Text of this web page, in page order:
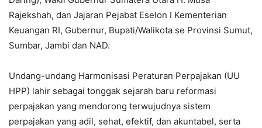
Rajekshah, dan Jajaran Pejabat Eselon I Kementerian
Keuangan RI, Gubernur, Bupati/Walikota se Provinsi Sumut,
Sumbar, Jambi dan NAD.
Undang-undang Harmonisasi Peraturan Perpajakan (UU
HPP) lahir sebagai tonggak sejarah baru reformasi
perpajakan yang mendorong terwujudnya sistem
perpajakan yang adil, sehat, efektif, dan akuntabel, serta